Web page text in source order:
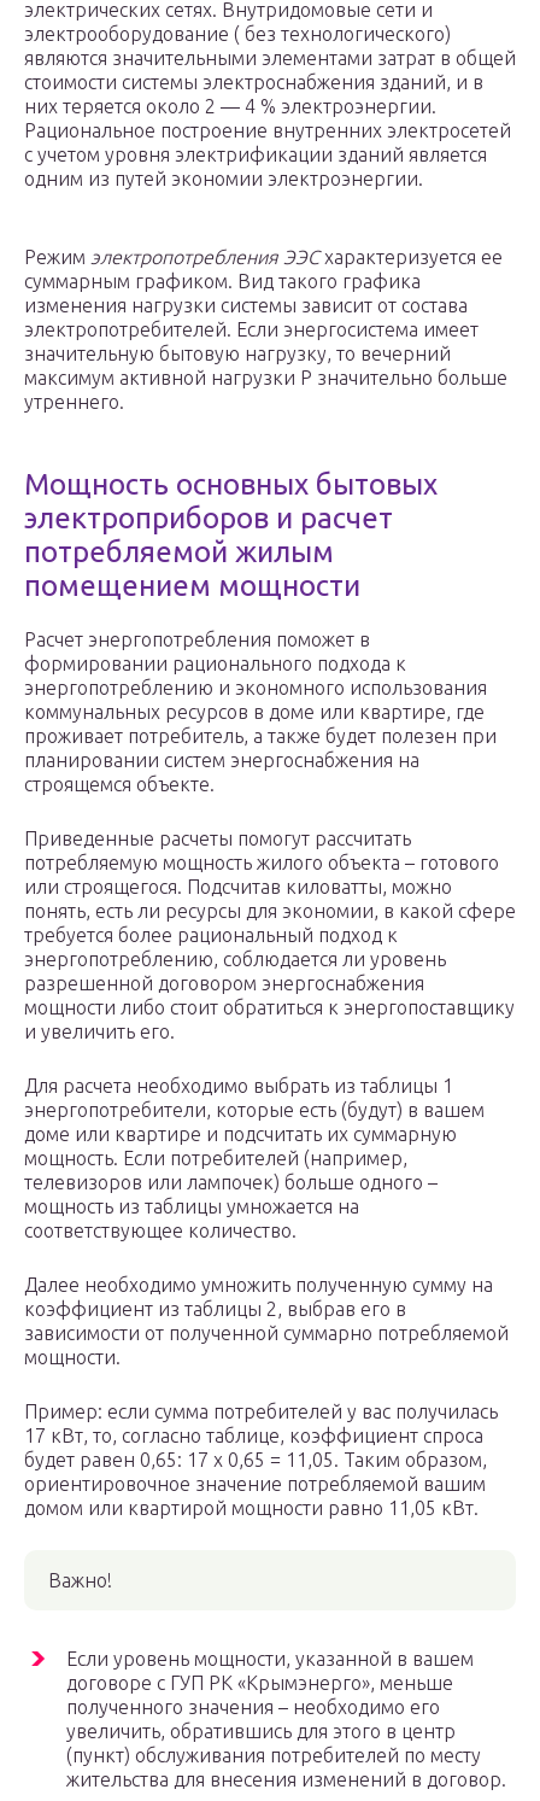
электрических сетях. Внутридомовые сети и
электрооборудование ( без технологического)
являются значительными элементами затрат в общей
стоимости системы электроснабжения зданий, и в
них теряется около 2 — 4 % электроэнергии.
Рациональное построение внутренних электросетей
с учетом уровня электрификации зданий является
одним из путей экономии электроэнергии.
Режим электропотребления ЭЭСхарактеризуется ее
суммарным графиком. Вид такого графика
изменения нагрузки системы зависит от состава
электропотребителей. Если энергосистема имеет
значительную бытовую нагрузку, то вечерний
максимум активной нагрузки Р значительно больше
утреннего.
Мощность основных бытовых
электроприборов и расчет
потребляемой жилым
помещением мощности
Расчет энергопотребления поможет в
формировании рационального подхода к
энергопотреблению и экономного использования
коммунальных ресурсов в доме или квартире, где
проживает потребитель, а также будет полезен при
планировании систем энергоснабжения на
строящемся объекте.
Приведенные расчеты помогут рассчитать
потребляемую мощность жилого объекта – готового
или строящегося. Подсчитав киловатты, можно
понять, есть ли ресурсы для экономии, в какой сфере
требуется более рациональный подход к
энергопотреблению, соблюдается ли уровень
разрешенной договором энергоснабжения
мощности либо стоит обратиться к энергопоставщику
и увеличить его.
Для расчета необходимо выбрать из таблицы 1
энергопотребители, которые есть (будут) в вашем
доме или квартире и подсчитать их суммарную
мощность. Если потребителей (например,
телевизоров или лампочек) больше одного –
мощность из таблицы умножается на
соответствующее количество.
Далее необходимо умножить полученную сумму на
коэффициент из таблицы 2, выбрав его в
зависимости от полученной суммарно потребляемой
мощности.
Пример: если сумма потребителей у вас получилась
17 кВт, то, согласно таблице, коэффициент спроса
будет равен 0,65: 17 х 0,65 = 11,05. Таким образом,
ориентировочное значение потребляемой вашим
домом или квартирой мощности равно 11,05 кВт.
Важно!
Если уровень мощности, указанной в вашем
договоре с ГУП РК «Крымэнерго», меньше
полученного значения – необходимо его
увеличить, обратившись для этого в центр
(пункт) обслуживания потребителей по месту
жительства для внесения изменений в договор.